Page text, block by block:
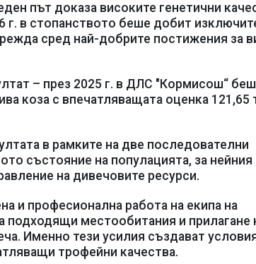
път доказа високите генетични
г. в стопанството беше добит
сред най-добрите постижения за
– през 2025 г. в ДЛС "Кормисош“
коза с впечатляващата оценка 121,65
в рамките на две последователни
състояние на популацията, за нейния
на дивечовите ресурси.
и професионална работа на екипа на
подходящи местообитания и прилагане
Именно тези усилия създават
трофейни качества.